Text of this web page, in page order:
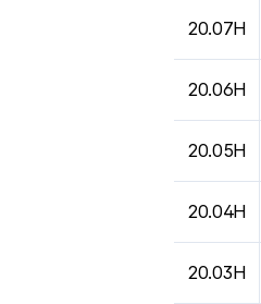
20.07H
20.06H
20.05H
20.04H
20.03H